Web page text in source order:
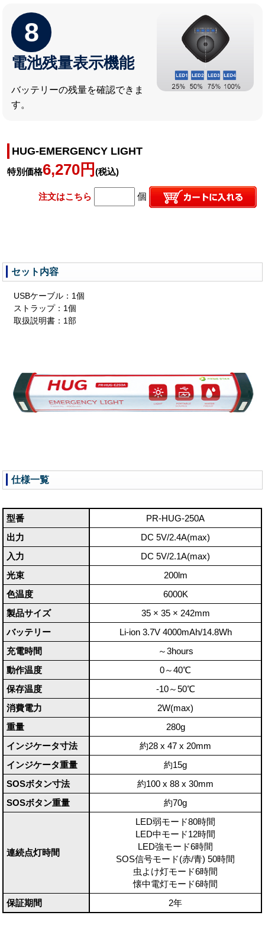
8
電池残量表示機能
バッテリーの残量を確認できま
す。
HUG‐EMERGENCY LIGHT
特別価格6,270円(税込)
注文はこちら 個
セット内容
USBケーブル：1個
ストラップ：1個
取扱説明書：1部
仕様一覧
型番
PR-HUG-250A
出力
DC 5V/2.4A(max)
入力
DC 5V/2.1A(max)
光束
200lm
色温度
6000K
製品サイズ
35 × 35 × 242mm
バッテリー
Li-ion 3.7V 4000mAh/14.8Wh
充電時間
～3hours
動作温度
0～40℃
保存温度
-10～50℃
消費電力
2W(max)
重量
280g
インジケータ寸法
約28 x 47 x 20mm
インジケータ重量
約15g
SOSボタン寸法
約100 x 88 x 30mm
SOSボタン重量
約70g
連続点灯時間
LED弱モード80時間
LED中モード12時間
LED強モード6時間
SOS信号モード(赤/青) 50時間
虫よけ灯モード6時間
懐中電灯モード6時間
保証期間
2年